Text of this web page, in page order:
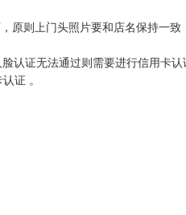
则上门头照片要和店名保持一致
认证无法通过则需要进行信用卡
证 。